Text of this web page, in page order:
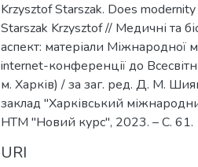
Krzysztof Starszak. Does
Starszak Krzysztof // Медичні та
аспект: матеріали Міжнародної
internet-конференції до
м. Харків) / за заг. ред. Д. М.
заклад "Харківський
НТМ "Новий курс", 2023. – С. 61.
URI